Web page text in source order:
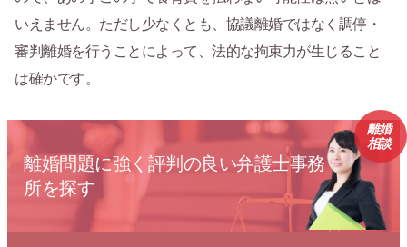
いえません。ただし少なくとも、協議離婚ではなく調停・
審判離婚を行うことによって、法的な拘束力が生じること
は確かです。
離婚問題に強く評判の良い弁護士事務
所を探す
離婚
相談